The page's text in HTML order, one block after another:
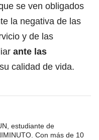
se ven obligados
la negativa de las
y de las
ante las
calidad de vida.
estudiante de
Con más de 10